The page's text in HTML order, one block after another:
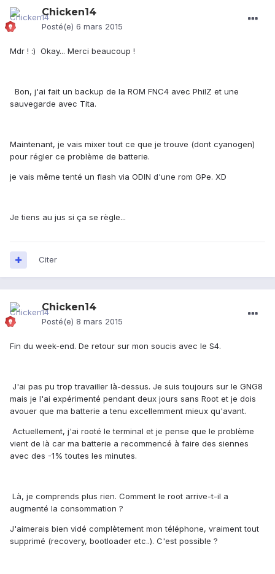
Chicken14
Posté(e) 6 mars 2015
Mdr ! :) Okay... Merci beaucoup !
Bon, j'ai fait un backup de la ROM FNC4 avec PhilZ et une
sauvegarde avec Tita.
Maintenant, je vais mixer tout ce que je trouve (dont cyanogen)
pour régler ce problème de batterie.
je vais même tenté un flash via ODIN d'une rom GPe. XD
Je tiens au jus si ça se règle...
Citer
Chicken14
Posté(e) 8 mars 2015
Fin du week-end. De retour sur mon soucis avec le S4.
J'ai pas pu trop travailler là-dessus. Je suis toujours sur le GNG8
mais je l'ai expérimenté pendant deux jours sans Root et je dois
avouer que ma batterie a tenu excellemment mieux qu'avant.
Actuellement, j'ai rooté le terminal et je pense que le problème
vient de là car ma batterie a recommencé à faire des siennes
avec des -1% toutes les minutes.
Là, je comprends plus rien. Comment le root arrive-t-il a
augmenté la consommation ?
J'aimerais bien vidé complètement mon téléphone, vraiment tout
supprimé (recovery, bootloader etc..). C'est possible ?